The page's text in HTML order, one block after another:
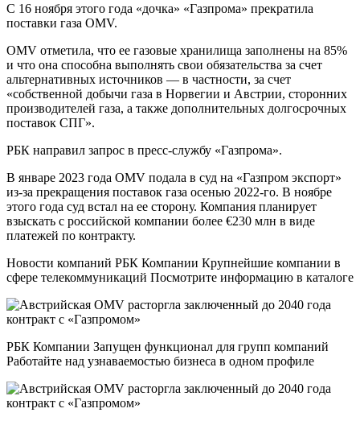
С 16 ноября этого года «дочка» «Газпрома» прекратила
поставки газа OMV.
OMV отметила, что ее газовые хранилища заполнены на 85%
и что она способна выполнять свои обязательства за счет
альтернативных источников — в частности, за счет
«собственной добычи газа в Норвегии и Австрии, сторонних
производителей газа, а также дополнительных долгосрочных
поставок СПГ».
РБК направил запрос в пресс-службу «Газпрома».
В январе 2023 года OMV подала в суд на «Газпром экспорт»
из-за прекращения поставок газа осенью 2022-го. В ноябре
этого года суд встал на ее сторону. Компания планирует
взыскать с российской компании более €230 млн в виде
платежей по контракту.
Новости компаний РБК Компании Крупнейшие компании в
сфере телекоммуникаций Посмотрите информацию в каталоге
РБК Компании Запущен функционал для групп компаний
Работайте над узнаваемостью бизнеса в одном профиле